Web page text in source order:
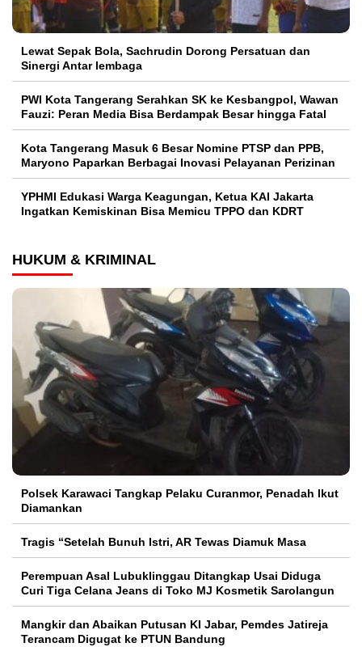
Lewat Sepak Bola, Sachrudin Dorong Persatuan dan
Sinergi Antar lembaga
PWI Kota Tangerang Serahkan SK ke Kesbangpol, Wawan
Fauzi: Peran Media Bisa Berdampak Besar hingga Fatal
Kota Tangerang Masuk 6 Besar Nomine PTSP dan PPB,
Maryono Paparkan Berbagai Inovasi Pelayanan Perizinan
YPHMI Edukasi Warga Keagungan, Ketua KAI Jakarta
Ingatkan Kemiskinan Bisa Memicu TPPO dan KDRT
HUKUM & KRIMINAL
Polsek Karawaci Tangkap Pelaku Curanmor, Penadah Ikut
Diamankan
Tragis “Setelah Bunuh Istri, AR Tewas Diamuk Masa
Perempuan Asal Lubuklinggau Ditangkap Usai Diduga
Curi Tiga Celana Jeans di Toko MJ Kosmetik Sarolangun
Mangkir dan Abaikan Putusan KI Jabar, Pemdes Jatireja
Terancam Digugat ke PTUN Bandung